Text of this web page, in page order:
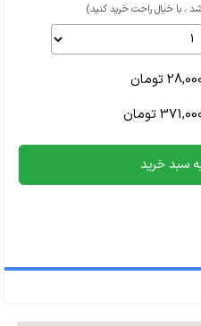
، با خیال راحت خرید کنید)
تومان
تومان